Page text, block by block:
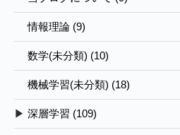
情報理論 (9)
数学(未分類) (10)
機械学習(未分類) (18)
▶ 深層学習 (109)